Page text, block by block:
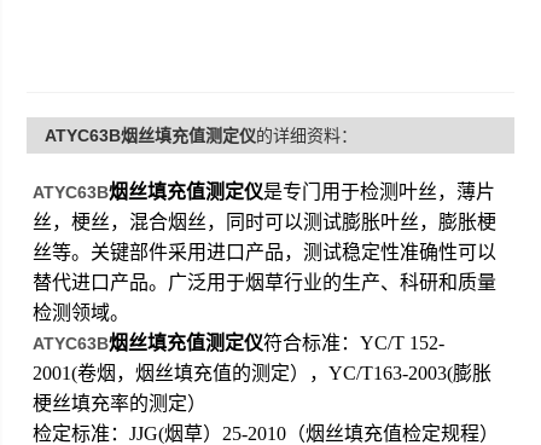
ATYC63B烟丝填充值测定仪的详细资料：
ATYC63B烟丝填充值测定仪是专门用于检测叶丝，薄片
丝，梗丝，混合烟丝，同时可以测试膨胀叶丝，膨胀梗
丝等。关键部件采用进口产品，测试稳定性准确性可以
替代进口产品。广泛用于烟草行业的生产、科研和质量
检测领域。
ATYC63B烟丝填充值测定仪符合标准：YC/T 152-
2001(卷烟，烟丝填充值的测定），YC/T163-2003(膨胀
梗丝填充率的测定）
检定标准：JJG(烟草）25-2010（烟丝填充值检定规程）